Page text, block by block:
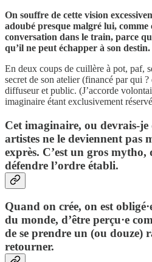
On souffre de cette vision
adoubé presque malgré lui, comme
conversation dans le train, parce
qu’il ne peut échapper à son destin.
En deux coups de cuillère à pot, paf,
secret de son atelier (financé par qui
diffuseur et public. (J’accorde
imaginaire étant exclusivement
Cet imaginaire, ou devrais-je
artistes ne le deviennent pas
exprès. C’est un gros mytho,
défendre l’ordre établi.
Quand on crée, on est
du monde, d’être perçu·e
de se prendre un (ou douze)
retourner.